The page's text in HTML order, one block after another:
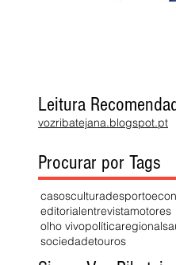
Leitura
vozribatejana.blogspot.pt
Procurar por Tags
casosculturadesporto
editorialentrevistamotores
olho vivopolíticaregional
sociedadetouros